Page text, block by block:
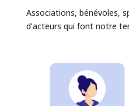
Associations, bénévoles,
d’acteurs qui font notre